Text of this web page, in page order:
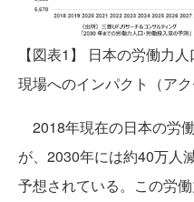
【図表1】 日本の労働力
現場へのインパクト（アク
2018年現在の日本の労
が、2030年には約40万人
予想されている。この労